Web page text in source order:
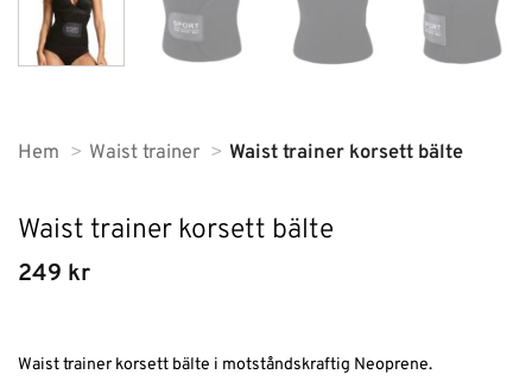
Hem Waist trainer Waist trainer korsett bälte
Waist trainer korsett bälte
249 kr
Waist trainer korsett bälte i motståndskraftig Neoprene.